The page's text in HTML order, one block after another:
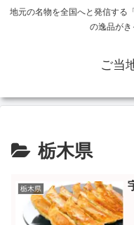
地元の名物を全国へと発信する
の逸品がき
ご当
栃木県
栃木県